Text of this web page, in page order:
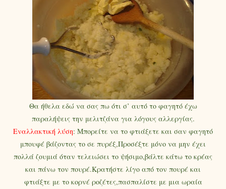
Θα ήθελα εδώ να σας πω ότι σ’ αυτό το φαγητό έχω
παραλήψεις την μελιτζάνα για λόγους αλλεργίας.
Εναλλακτική λύση: Μπορείτε να το φτιάξετε και σαν φαγητό
μπουφέ βάζοντας το σε πυρέξ,Προσέξτε μόνο να μην έχει
πολλά ζουμιά όταν τελειώσει το ψήσιμο,βάλτε κάτω το κρέας
και πάνω τον πουρέ.Κρατήστε λίγο από τον πουρέ και
φτιάξτε με το κορνέ ροζέτες,πασπαλίστε με μια ωραία